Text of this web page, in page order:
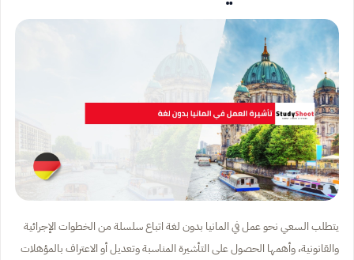
يتطلب السعي نحو عمل في المانيا بدون لغة اتباع سلسلة من الخطوات الإجرائية
والقانونية، وأهمها الحصول على التأشيرة المناسبة وتعديل أو الاعتراف بالمؤهلات